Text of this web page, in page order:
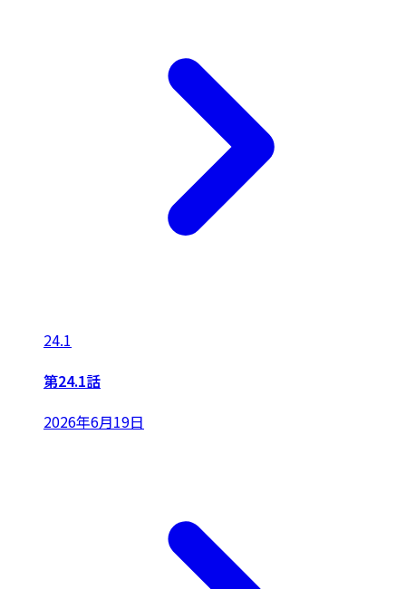
24.1
第24.1話
2026年6月19日